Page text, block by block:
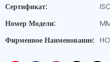
Сертификат:
Номер Модели:
Фирменное Наименование: